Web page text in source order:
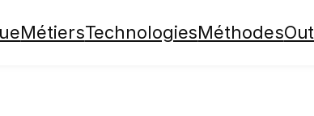
MétiersTechnologiesMéthodes